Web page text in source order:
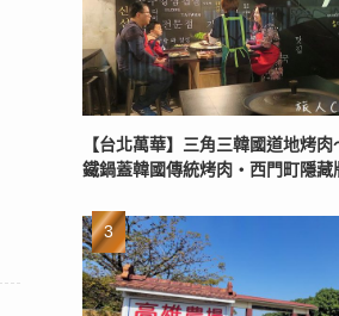
【台北萬華】三角三韓國道地烤
鐵鍋蓋韓國傳統烤肉‧西門町隱藏